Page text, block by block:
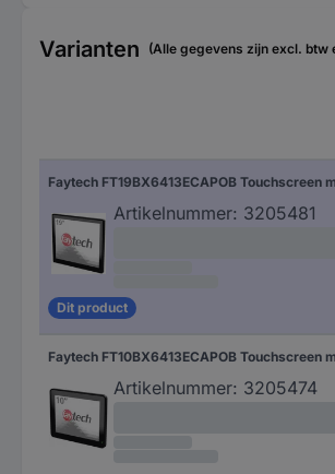
Varianten (Alle gegevens zijn excl. btw
Artikelnummer: 3205481
Dit product
Artikelnummer: 3205474